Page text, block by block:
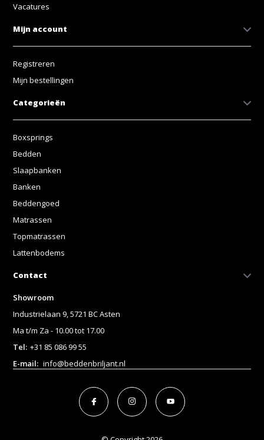
Vacatures
Mijn account
Registreren
Mijn bestellingen
Categorieën
Boxsprings
Bedden
Slaapbanken
Banken
Beddengoed
Matrassen
Topmatrassen
Lattenbodems
Contact
Showroom
Industrielaan 9, 5721 BC Asten
Ma t/m Za - 10.00 tot 17.00
Tel: +31 85 086 99 55
E-mail: info@beddenbriljant.nl